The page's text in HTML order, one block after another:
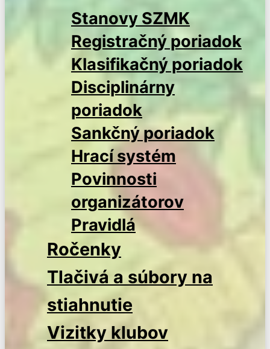
Stanovy SZMK
Registračný poriadok
Klasifikačný poriadok
Disciplinárny
poriadok
Sankčný poriadok
Hrací systém
Povinnosti
organizátorov
Pravidlá
Ročenky
Tlačivá a súbory na
stiahnutie
Vizitky klubov